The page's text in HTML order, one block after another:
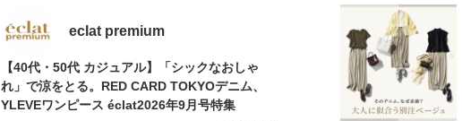
eclat premium
【40代・50代 カジュアル】「シックなおしゃ
れ」で涼をとる。RED CARD TOKYOデニム、
YLEVEワンピース éclat2026年9月号特集